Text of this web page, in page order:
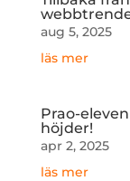
aug 5, 2025
läs mer
Prao-
höjder!
apr 2, 2025
läs mer